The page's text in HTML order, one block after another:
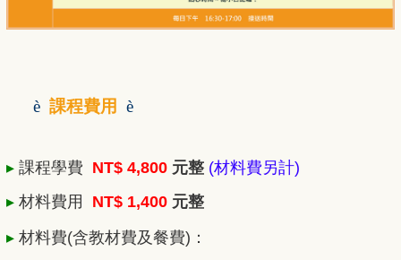
è 課程費用 è
▸ 課程學費 NT$ 4,800 元整 (材料費另計)
▸ 材料費用 NT$ 1,400 元整
▸ 材料費(含教材費及餐費) ：